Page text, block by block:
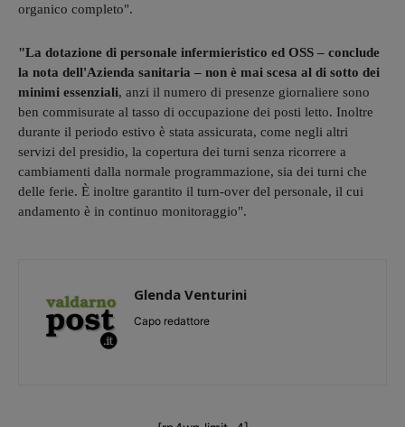
organico completo".
"La dotazione di personale infermieristico ed OSS – conclude
la nota dell'Azienda sanitaria – non è mai scesa al di sotto dei
minimi essenziali, anzi il numero di presenze giornaliere sono
ben commisurate al tasso di occupazione dei posti letto. Inoltre
durante il periodo estivo è stata assicurata, come negli altri
servizi del presidio, la copertura dei turni senza ricorrere a
cambiamenti dalla normale programmazione, sia dei turni che
delle ferie. È inoltre garantito il turn-over del personale, il cui
andamento è in continuo monitoraggio".
Glenda Venturini
Capo redattore